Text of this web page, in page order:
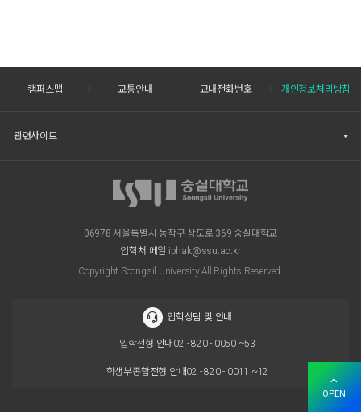
캠퍼스맵 교통안내 교내전화번호 개인정보처리방침
관련사이트
06978 서울특별시 동작구 상도로 369 숭실대학교
입학처 메일 iphak@ssu.ac.kr
Copyright Soongsil University All Rights Reserved.
입학상담 및 안내
입학전형 안내 02 - 820 - 0050 ~53
학생부종합전형 안내02 - 820 - 0011 ~12